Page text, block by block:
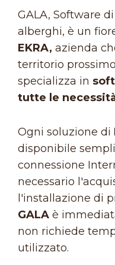
GALA, Software
alberghi, è un
EKRA, azienda
territorio
specializza in
tutte le
Ogni soluzione di
disponibile
connessione
necessario
l'installazione di
GALA è
non richiede
utilizzato.